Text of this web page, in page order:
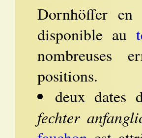
Dornhöffer
disponible au
nombreuses
positions.
deux dates
fechter